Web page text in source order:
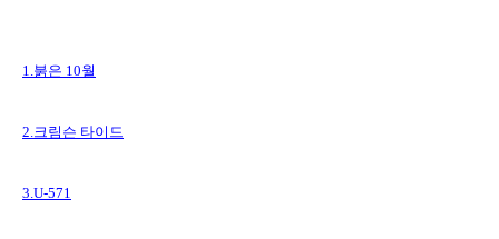
1.붉은 10월
2.크림슨 타이드
3.U-571